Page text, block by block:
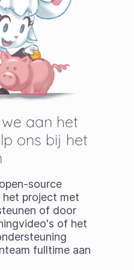
aan het
ons bij het
source
project met
of door
of het
fulltime aan